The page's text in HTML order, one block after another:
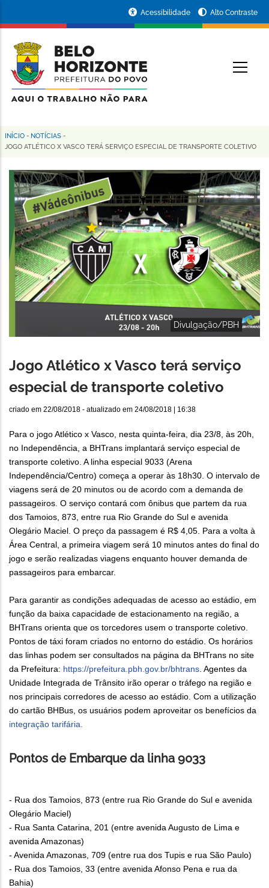
conteúdo
principal
da
Prefeitura
de
Horizonte
Acessibilidade Alto Contraste
Trilha
navegação
INÍCIO - NOTÍCIAS -
JOGO ATLÉTICO X VASCO TERÁ SERVIÇO ESPECIAL DE TRANSPORTE COLETIVO
Divulgação/PBH
Jogo Atlético x Vasco terá serviço
especial de transporte coletivo
criado em 22/08/2018 - atualizado em 24/08/2018 | 16:38
Para o jogo Atlético x Vasco, nesta quinta-feira, dia 23/8, às 20h,
no Independência, a BHTrans implantará serviço especial de
transporte coletivo. A linha especial 9033 (Arena
Independência/Centro) começa a operar às 18h30. O intervalo de
viagens será de 20 minutos ou de acordo com a demanda de
passageiros. O serviço contará com ônibus que partem da rua
dos Tamoios, 873, entre rua Rio Grande do Sul e avenida
Olegário Maciel. O preço da passagem é R$ 4,05. Para a volta à
Área Central, a primeira viagem será 10 minutos antes do final do
jogo e serão realizadas viagens enquanto houver demanda de
passageiros para embarcar.
Para garantir as condições adequadas de acesso ao estádio, em
função da baixa capacidade de estacionamento na região, a
BHTrans orienta que os torcedores usem o transporte coletivo.
Pontos de táxi foram criados no entorno do estádio. Os horários
das linhas podem ser consultados na página da BHTrans no site
da Prefeitura: https://prefeitura.pbh.gov.br/bhtrans. Agentes da
Unidade Integrada de Trânsito irão operar o tráfego na região e
nos principais corredores de acesso ao estádio. Com a utilização
do cartão BHBus, os usuários podem aproveitar os benefícios da
integração tarifária.
Pontos de Embarque da linha 9033
- Rua dos Tamoios, 873 (entre rua Rio Grande do Sul e avenida
Olegário Maciel)
- Rua Santa Catarina, 201 (entre avenida Augusto de Lima e
avenida Amazonas)
- Avenida Amazonas, 709 (entre rua dos Tupis e rua São Paulo)
- Rua dos Tamoios, 33 (entre avenida Afonso Pena e rua da
Bahia)